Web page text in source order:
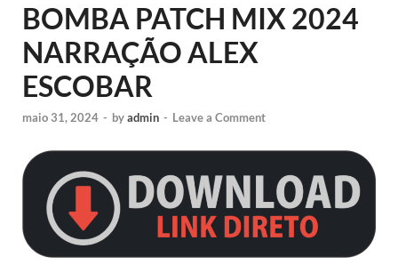
BOMBA PATCH MIX 2024
NARRAÇÃO ALEX
ESCOBAR
maio 31, 2024 - byadmin - Leave a Comment